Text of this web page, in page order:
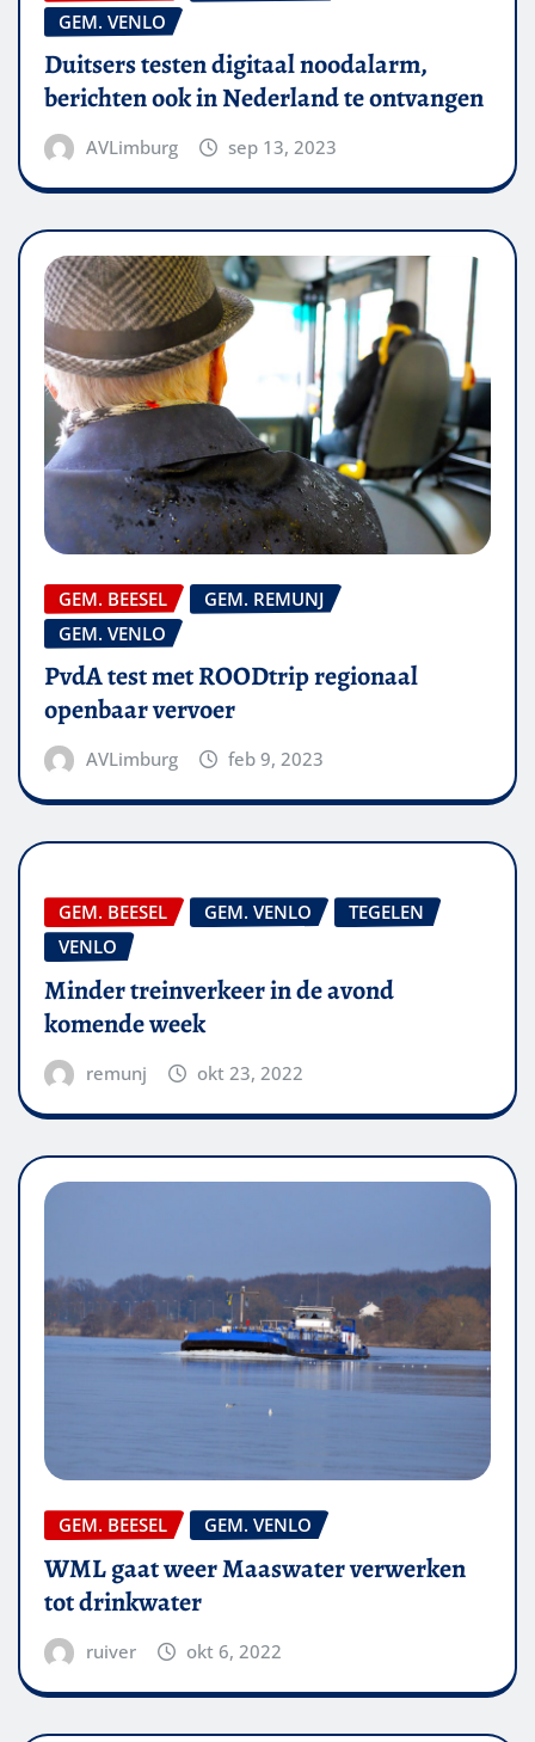
GEM. VENLO
Duitsers testen digitaal noodalarm,
berichten ook in Nederland te ontvangen
AVLimburg sep 13, 2023
GEM. BEESEL
GEM. REMUNJ
GEM. VENLO
PvdA test met ROODtrip regionaal
openbaar vervoer
AVLimburg feb 9, 2023
GEM. BEESEL GEM. VENLO
TEGELEN
VENLO
Minder treinverkeer in de avond
komende week
remunj okt 23, 2022
GEM. BEESEL GEM. VENLO
WML gaat weer Maaswater verwerken
tot drinkwater
ruiver okt 6, 2022